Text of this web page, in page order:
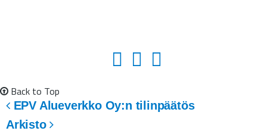
Back to Top
EPV Alueverkko Oy:n tilinpäätös
Arkisto